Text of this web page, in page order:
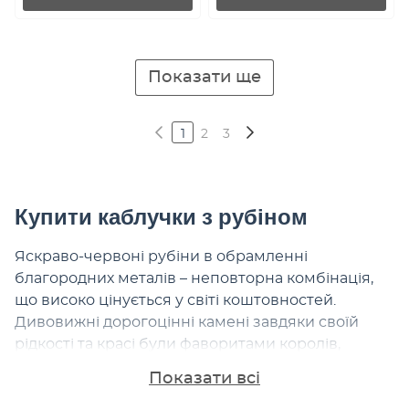
Показати ще
2 3
Купити каблучки з рубіном
Яскраво-червоні рубіни в обрамленні
благородних металів – неповторна комбінація,
що високо цінується у світі коштовностей.
Дивовижні дорогоцінні камені завдяки своїй
рідкості та красі були фаворитами королів,
усієї історії. Сьогодні ж каблучка з рубіном все ще
Показати всі